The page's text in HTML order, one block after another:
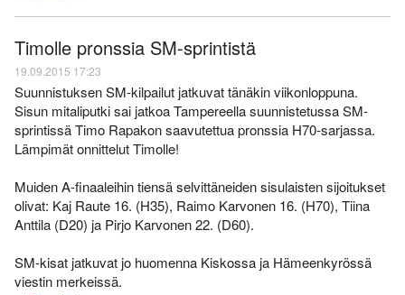
Timolle pronssia SM-sprintistä
19.09.2015 17:23
Suunnistuksen SM-kilpailut jatkuvat tänäkin viikonloppuna.
Sisun mitaliputki sai jatkoa Tampereella suunnistetussa SM-
sprintissä Timo Rapakon saavutettua pronssia H70-sarjassa.
Lämpimät onnittelut Timolle!
Muiden A-finaaleihin tiensä selvittäneiden sisulaisten sijoitukset
olivat: Kaj Raute 16. (H35), Raimo Karvonen 16. (H70), Tiina
Anttila (D20) ja Pirjo Karvonen 22. (D60).
SM-kisat jatkuvat jo huomenna Kiskossa ja Hämeenkyrössä
viestin merkeissä.